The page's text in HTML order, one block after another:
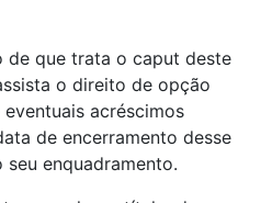
de que trata o caput deste
o direito de opção
acréscimos
de encerramento desse
enquadramento.